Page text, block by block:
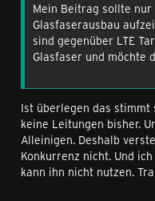
Mein Beitrag sollte
Glasfaserausbau
sind gegenüber LTE
Glasfaser und möchte
Ist überlegen das stimmt
keine Leitungen bisher.
Alleinigen. Deshalb
Konkurrenz nicht. Und
kann ihn nicht nutzen.